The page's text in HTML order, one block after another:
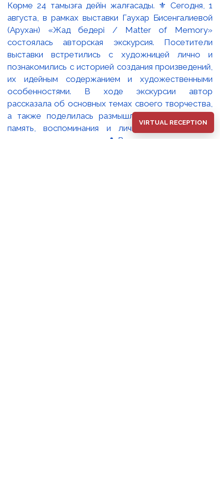
Көрме 24 тамызға дейін жалғасады. ⚜️ Сегодня, 1
августа, в рамках выставки Гаухар Бисенгалиевой
(Арухан) «Жад бедері / Matter of Memory»
состоялась авторская экскурсия. Посетители
выставки встретились с художницей лично и
познакомились с историей создания произведений,
их идейным содержанием и художественными
особенностями. В ходе экскурсии автор
рассказала об основных темах своего творчества,
а также поделилась размышлениями о том, как
память, воспоминания и личный опыт находят
отражение в искусстве. 📍 Выставка продлится до
VIRTUAL RECEPTION